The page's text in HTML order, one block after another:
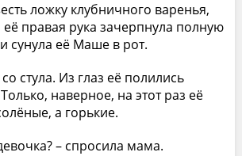
ложку клубничного варенья,
её правая рука зачерпнула полную
сунула её Маше в рот.
стула. Из глаз её полились
наверное, на этот раз её
а горькие.
– спросила мама.